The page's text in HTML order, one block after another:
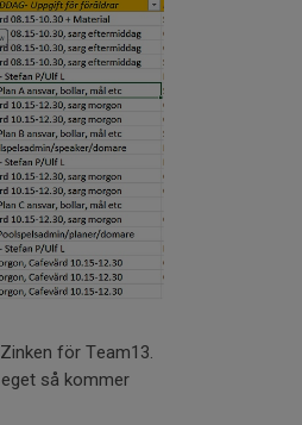
för Team13.
så kommer